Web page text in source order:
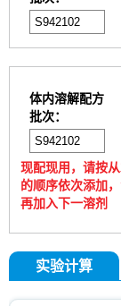
体内溶解配方
批次：
现配现用，请按
的顺序依次添加
再加入下一溶剂
实验计算